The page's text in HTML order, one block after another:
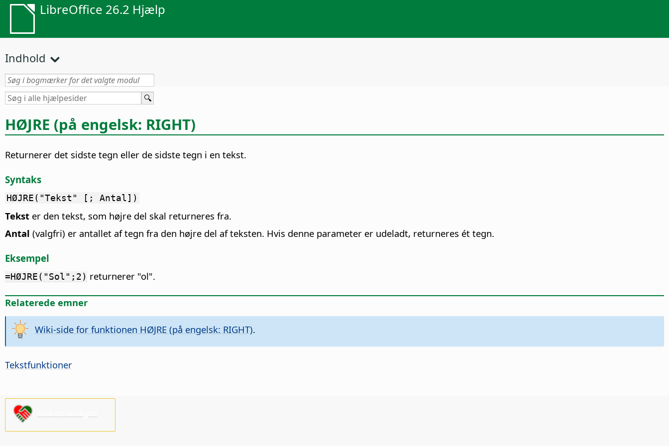
LibreOffice 26.2 Hjælp
Indhold
HØJRE (på engelsk: RIGHT)
Returnerer det sidste tegn eller de sidste tegn i en tekst.
Syntaks
HØJRE("Tekst" [; Antal])
Tekst er den tekst, som højre del skal returneres fra.
Antal (valgfri) er antallet af tegn fra den højre del af teksten. Hvis denne parameter er udeladt, returneres ét tegn.
Eksempel
=HØJRE("Sol";2) returnerer "ol".
Relaterede emner
Wiki-side for funktionen HØJRE (på engelsk: RIGHT).
Tekstfunktioner